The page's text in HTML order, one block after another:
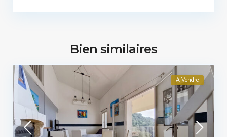
Bien similaires
A Vendre